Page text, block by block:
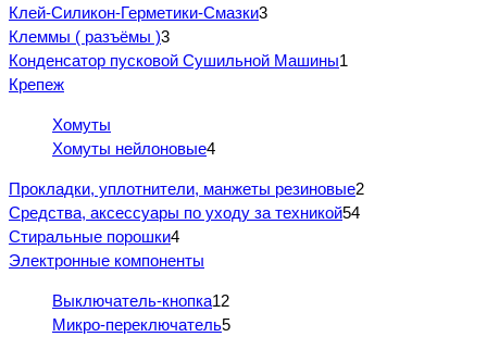
Клей-Силикон-Герметики-Смазки3
Клеммы ( разъёмы )3
Конденсатор пусковой Сушильной Машины1
Крепеж
Хомуты
Хомуты нейлоновые4
Прокладки, уплотнители, манжеты резиновые2
Средства, аксессуары по уходу за техникой54
Стиральные порошки4
Электронные компоненты
Выключатель-кнопка12
Микро-переключатель5